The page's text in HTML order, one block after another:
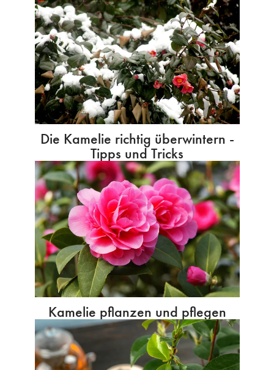
Die Kamelie richtig überwintern -
Tipps und Tricks
Kamelie pflanzen und pflegen